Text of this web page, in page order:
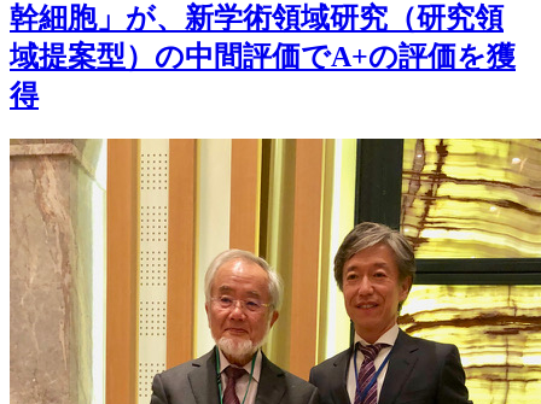
幹細胞」が、新学術領域研究（研究領
域提案型）の中間評価でA+の評価を獲
得